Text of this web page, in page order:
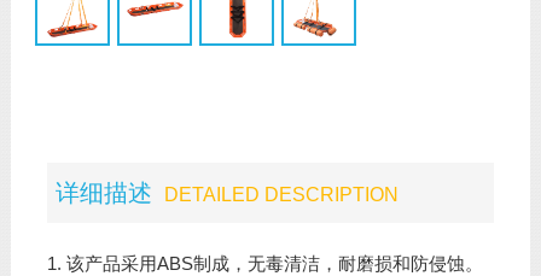
详细描述 DETAILED DESCRIPTION
1. 该产品采用ABS制成，无毒清洁，耐磨损和防侵蚀。